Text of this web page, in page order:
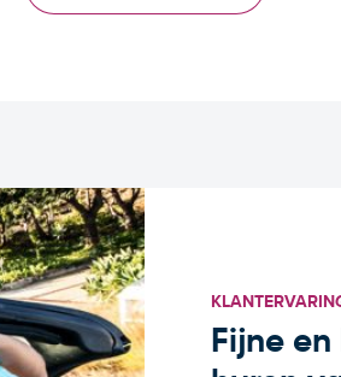
Fijne